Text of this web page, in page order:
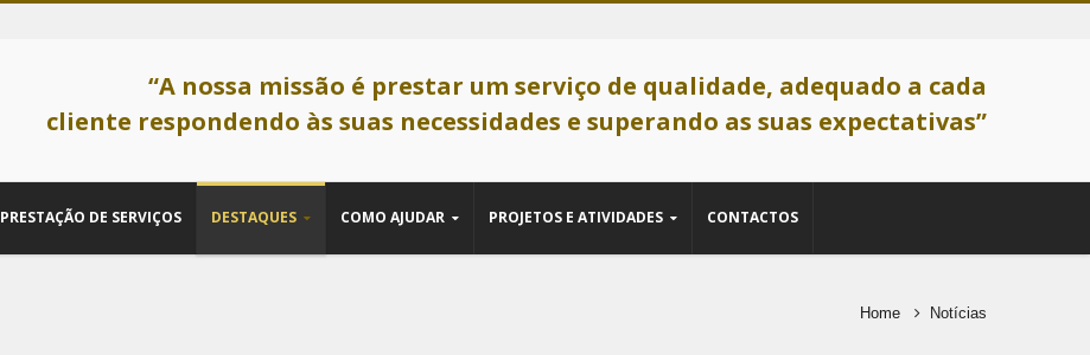
“A nossa missão é prestar um serviço de qualidade, adequado a cada
cliente respondendo às suas necessidades e superando as suas expectativas”
PRESTAÇÃO DE SERVIÇOS DESTAQUES COMO AJUDAR PROJETOS E ATIVIDADES CONTACTOS
Home Notícias